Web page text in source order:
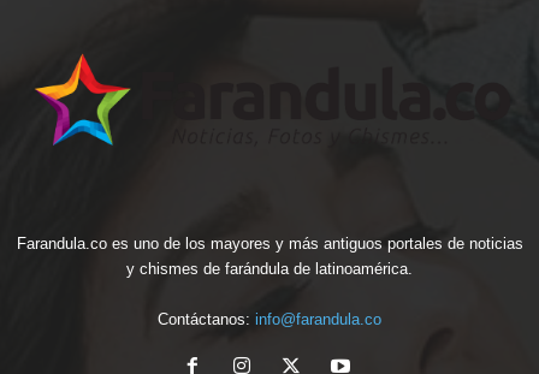
Farandula.co es uno de los mayores y más antiguos portales de noticias
y chismes de farándula de latinoamérica.
Contáctanos: info@farandula.co